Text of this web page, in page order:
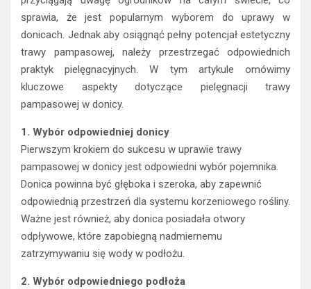
sprawia, że jest popularnym wyborem do uprawy w
donicach. Jednak aby osiągnąć pełny potencjał estetyczny
trawy pampasowej, należy przestrzegać odpowiednich
praktyk pielęgnacyjnych. W tym artykule omówimy
kluczowe aspekty dotyczące pielęgnacji trawy
pampasowej w donicy.
1. Wybór odpowiedniej donicy
Pierwszym krokiem do sukcesu w uprawie trawy
pampasowej w donicy jest odpowiedni wybór pojemnika.
Donica powinna być głęboka i szeroka, aby zapewnić
odpowiednią przestrzeń dla systemu korzeniowego rośliny.
Ważne jest również, aby donica posiadała otwory
odpływowe, które zapobiegną nadmiernemu
zatrzymywaniu się wody w podłożu.
2. Wybór odpowiedniego podłoża